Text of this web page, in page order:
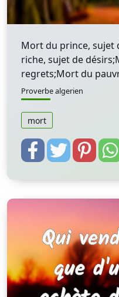
Mort du prince, sujet
riche, sujet de
regrets;Mort du
Proverbe algerien
mort